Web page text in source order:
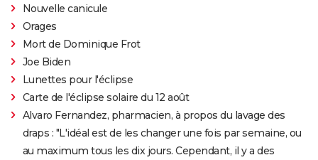
Nouvelle canicule
Orages
Mort de Dominique Frot
Joe Biden
Lunettes pour l'éclipse
Carte de l'éclipse solaire du 12 août
Alvaro Fernandez, pharmacien, à propos du lavage des
draps : "L'idéal est de les changer une fois par semaine, ou
au maximum tous les dix jours. Cependant, il y a des